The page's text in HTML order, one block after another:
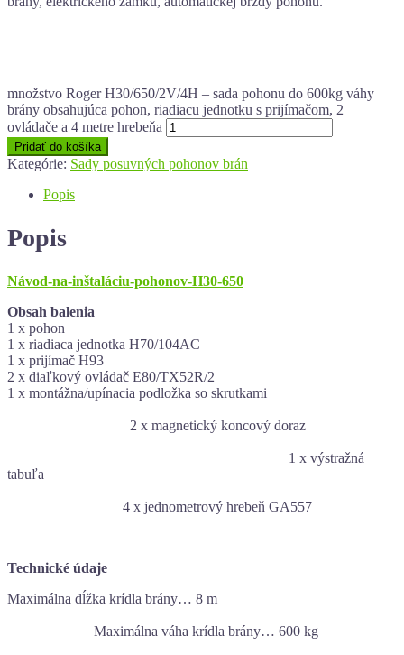
množstvo Roger H30/650/2V/4H – sada pohonu do 600kg váhy
brány obsahujúca pohon, riadiacu jednotku s prijímačom, 2
ovládače a 4 metre hrebeňa
Pridať do košíka
Kategórie: Sady posuvných pohonov brán
Popis
Popis
Návod-na-inštaláciu-pohonov-H30-650
Obsah balenia
1 x pohon
1 x riadiaca jednotka H70/104AC
1 x prijímač H93
2 x diaľkový ovládač E80/TX52R/2
1 x montážna/upínacia podložka so skrutkami
2 x magnetický koncový doraz
1 x výstražná
tabuľa
4 x jednometrový hrebeň GA557
Technické údaje
Maximálna dĺžka krídla brány… 8 m
Maximálna váha krídla brány… 600 kg